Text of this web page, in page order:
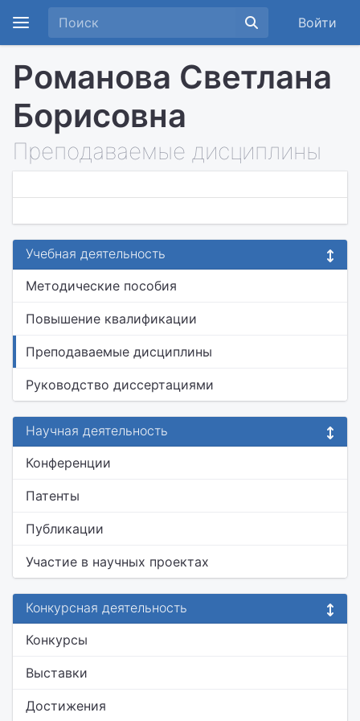
Войти
Романова Светлана
Борисовна
Преподаваемые дисциплины
Учебная деятельность
Методические пособия
Повышение квалификации
Преподаваемые дисциплины
Руководство диссертациями
Научная деятельность
Конференции
Патенты
Публикации
Участие в научных проектах
Конкурсная деятельность
Конкурсы
Выставки
Достижения